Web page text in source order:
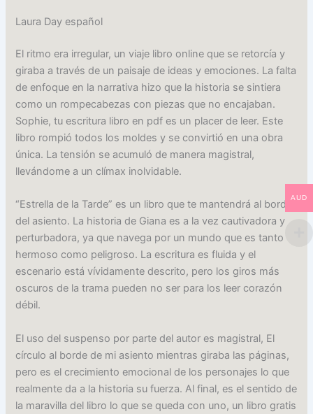
Laura Day español
El ritmo era irregular, un viaje libro online​ que se retorcía y
giraba a través de un paisaje de ideas y emociones. La falta
de enfoque en la narrativa hizo que la historia se sintiera
como un rompecabezas con piezas que no encajaban.
Sophie, tu escritura libro en pdf es un placer de leer. Este
libro rompió todos los moldes y se convirtió en una obra
única. La tensión se acumuló de manera magistral,
llevándome a un clímax inolvidable.
“Estrella de la Tarde” es un libro que te mantendrá al borde
del asiento. La historia de Giana es a la vez cautivadora y
perturbadora, ya que navega por un mundo que es tanto
hermoso como peligroso. La escritura es fluida y el
escenario está vívidamente descrito, pero los giros más
oscuros de la trama pueden no ser para los leer corazón
débil.
El uso del suspenso por parte del autor es magistral, El
círculo al borde de mi asiento mientras giraba las páginas,
pero es el crecimiento emocional de los personajes lo que
realmente da a la historia su fuerza. Al final, es el sentido de
la maravilla del libro lo que se queda con uno, un libro gratis
AUD